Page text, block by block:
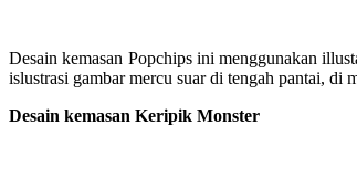
Desain kemasan Popchips ini menggunakan
islustrasi gambar mercu suar di tengah pantai, di
Desain kemasan Keripik Monster